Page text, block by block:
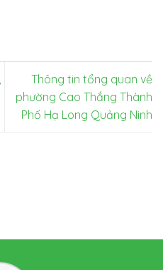
Thông tin tổng quan về
phường Cao Thắng Thành
Phố Hạ Long Quảng Ninh